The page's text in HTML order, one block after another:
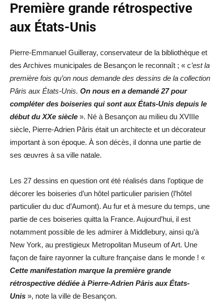
Première grande rétrospective
aux États-Unis
Pierre-Emmanuel Guilleray, conservateur de la bibliothèque et
des Archives municipales de Besançon le reconnaît ; « c’est la
première fois qu’on nous demande des dessins de la collection
Pâris aux États-Unis. On nous en a demandé 27 pour
compléter des boiseries qui sont aux États-Unis depuis le
début du XXe siècle ». Né à Besançon au milieu du XVIIIe
siècle, Pierre-Adrien Pâris était un architecte et un décorateur
important à son époque. À son décès, il donna une partie de
ses œuvres à sa ville natale.
Les 27 dessins en question ont été réalisés dans l’optique de
décorer les boiseries d’un hôtel particulier parisien (l’hôtel
particulier du duc d’Aumont). Au fur et à mesure du temps, une
partie de ces boiseries quitta la France. Aujourd’hui, il est
notamment possible de les admirer à Middlebury, ainsi qu’à
New York, au prestigieux Metropolitan Museum of Art. Une
façon de faire rayonner la culture française dans le monde ! «
Cette manifestation marque la première grande
rétrospective dédiée à Pierre-Adrien Pâris aux États-
Unis », note la ville de Besançon.